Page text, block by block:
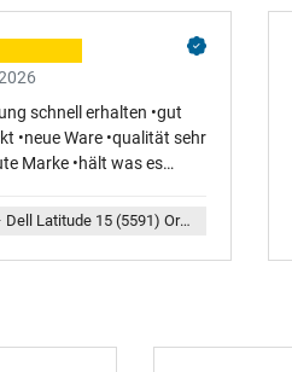
schnell erhalten •gut
•neue Ware •qualität sehr
Marke •hält was es
• Anbieter kann man sehr
Dell – Dell Latitude 15 (5591) Original Netzteil 130,0 Watt flache Bauform